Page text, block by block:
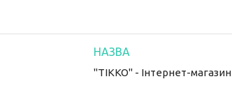
"ТІККО" - Інтернет-магазин